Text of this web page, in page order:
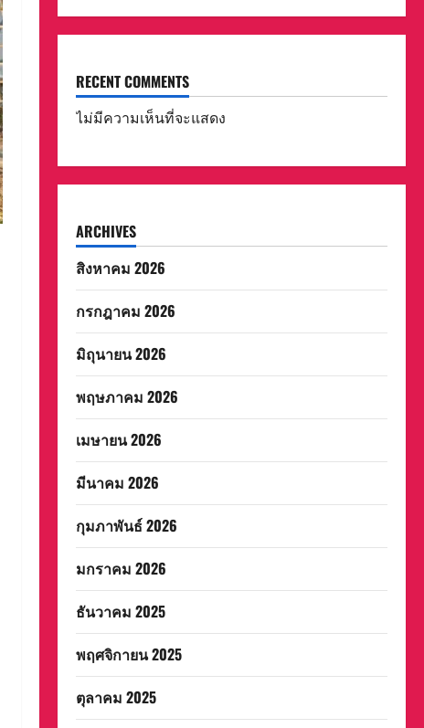
RECENT COMMENTS
ไม่มีความเห็นที่จะแสดง
ARCHIVES
สิงหาคม 2026
กรกฎาคม 2026
มิถุนายน 2026
พฤษภาคม 2026
เมษายน 2026
มีนาคม 2026
กุมภาพันธ์ 2026
มกราคม 2026
ธันวาคม 2025
พฤศจิกายน 2025
ตุลาคม 2025